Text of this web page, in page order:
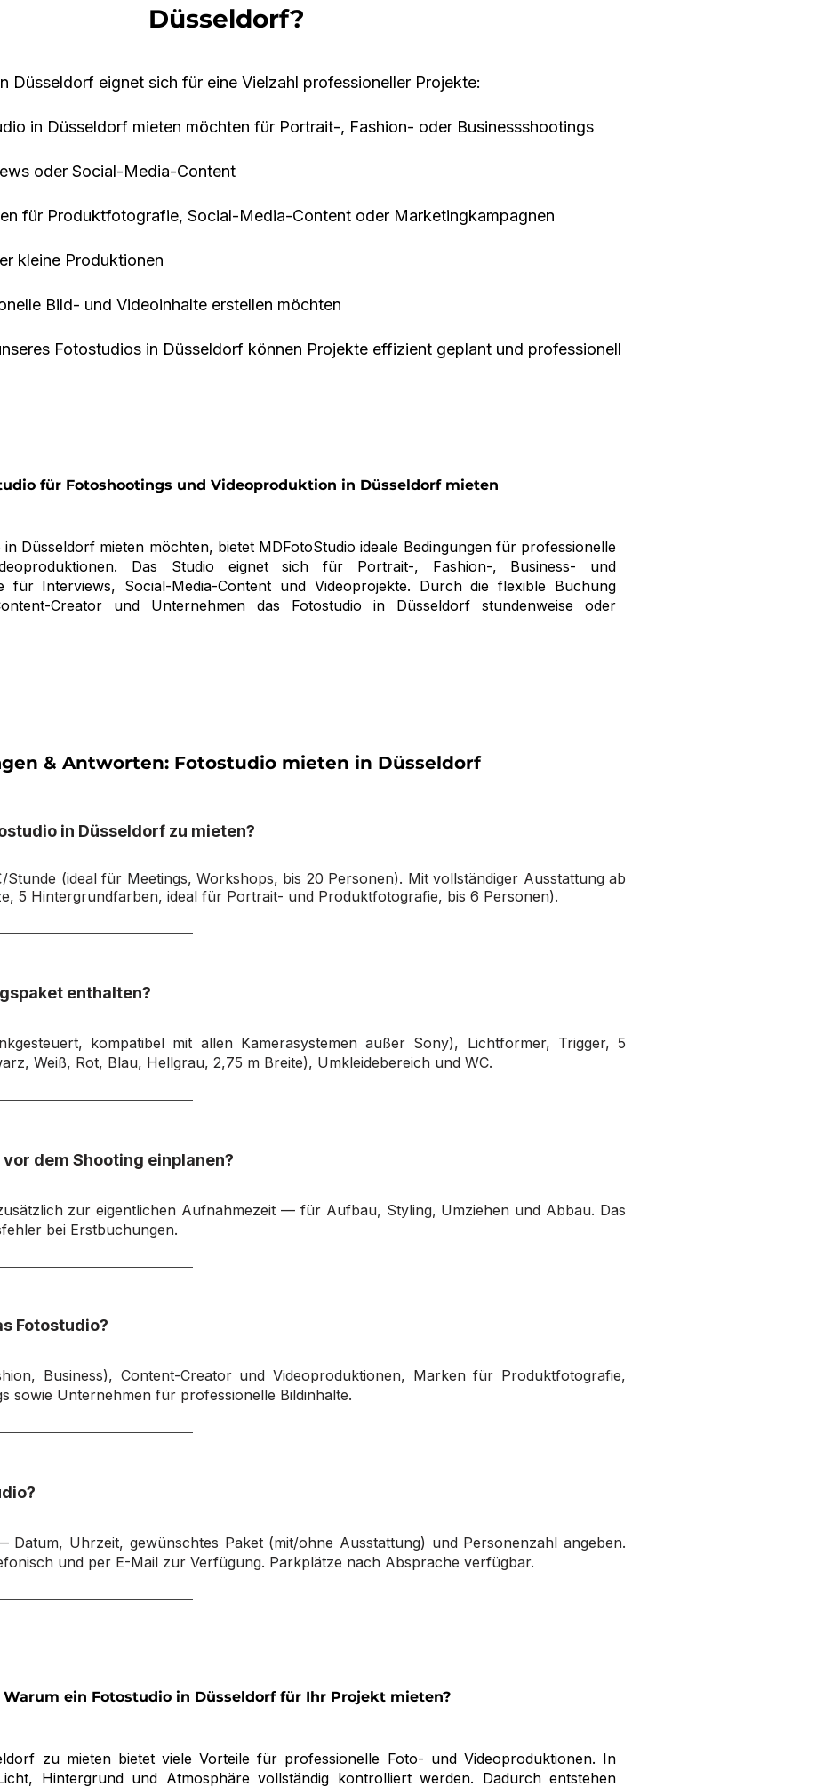
Düsseldorf?
Düsseldorf eignet sich für eine Vielzahl professioneller Projekte:
in Düsseldorf mieten möchten für Portrait-, Fashion- oder Businessshootings
oder Social-Media-Content
für Produktfotografie, Social-Media-Content oder Marketingkampagnen
kleine Produktionen
Bild- und Videoinhalte erstellen möchten
Fotostudios in Düsseldorf können Projekte effizient geplant und professionell
für Fotoshootings und Videoproduktion in Düsseldorf mieten
in Düsseldorf mieten möchten, bietet MDFotoStudio ideale Bedingungen für professionelle
Das Studio eignet sich für Portrait-, Fashion-, Business- und
für Interviews, Social-Media-Content und Videoprojekte. Durch die flexible Buchung
Creator und Unternehmen das Fotostudio in Düsseldorf stundenweise oder
& Antworten: Fotostudio mieten in Düsseldorf
in Düsseldorf zu mieten?
(ideal für Meetings, Workshops, bis 20 Personen). Mit vollständiger Ausstattung ab
5 Hintergrundfarben, ideal für Portrait- und Produktfotografie, bis 6 Personen).
enthalten?
kompatibel mit allen Kamerasystemen außer Sony), Lichtformer, Trigger, 5
Weiß, Rot, Blau, Hellgrau, 2,75 m Breite), Umkleidebereich und WC.
dem Shooting einplanen?
zur eigentlichen Aufnahmezeit — für Aufbau, Styling, Umziehen und Abbau. Das
bei Erstbuchungen.
Fotostudio?
Business), Content-Creator und Videoproduktionen, Marken für Produktfotografie,
sowie Unternehmen für professionelle Bildinhalte.
Datum, Uhrzeit, gewünschtes Paket (mit/ohne Ausstattung) und Personenzahl angeben.
und per E-Mail zur Verfügung. Parkplätze nach Absprache verfügbar.
Warum ein Fotostudio in Düsseldorf für Ihr Projekt mieten?
zu mieten bietet viele Vorteile für professionelle Foto- und Videoproduktionen. In
Hintergrund und Atmosphäre vollständig kontrolliert werden. Dadurch entstehen